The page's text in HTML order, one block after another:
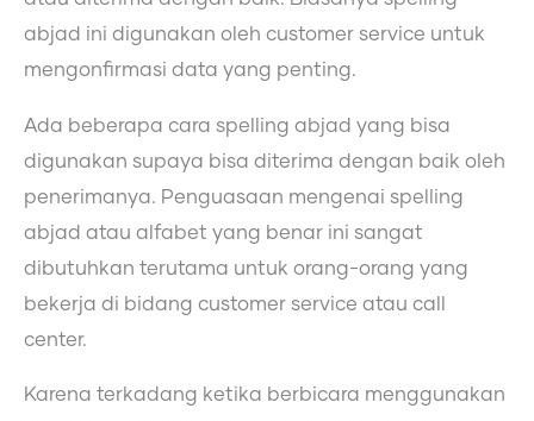
abjad ini digunakan oleh customer service untuk
mengonfirmasi data yang penting.
Ada beberapa cara spelling abjad yang bisa
digunakan supaya bisa diterima dengan baik oleh
penerimanya. Penguasaan mengenai spelling
abjad atau alfabet yang benar ini sangat
dibutuhkan terutama untuk orang-orang yang
bekerja di bidang customer service atau call
center.
Karena terkadang ketika berbicara menggunakan